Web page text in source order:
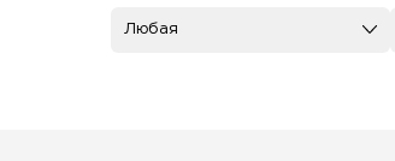
Любая